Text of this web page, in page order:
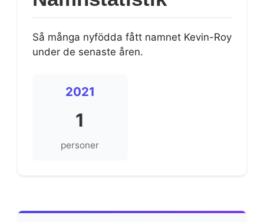
Så många nyfödda fått namnet Kevin-Roy
under de senaste åren.
2021
1
personer